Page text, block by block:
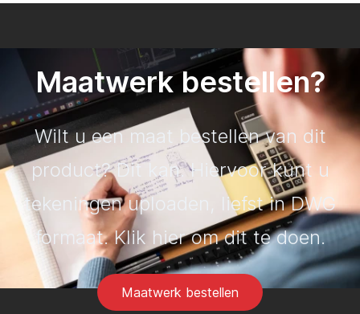
Maatwerk bestellen?
Wilt u een maat bestellen van dit
product? Dit kan. Hiervoor kunt u
tekeningen uploaden, liefst in DWG
formaat. Klik hier om dit te doen.
Maatwerk bestellen